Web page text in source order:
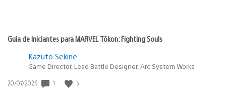
Guia de Iniciantes para MARVEL Tōkon: Fighting Souls
Kazuto Sekine
Game Director, Lead Battle Designer, Arc System Works
Data
20/07/2026 1 5